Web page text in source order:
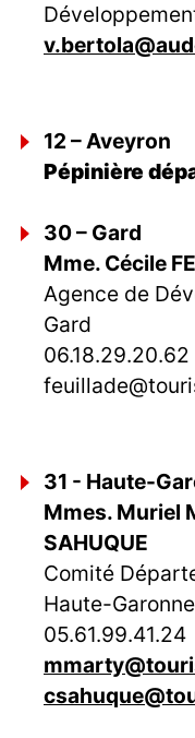
12 – Aveyron
Pépinière
30 – Gard
Mme. Cécile
Agence de
Gard
06.18.29.20.62
31 - Haute-
Mmes. Muriel
SAHUQUE
Comité
Haute-Garonne
05.61.99.41.24